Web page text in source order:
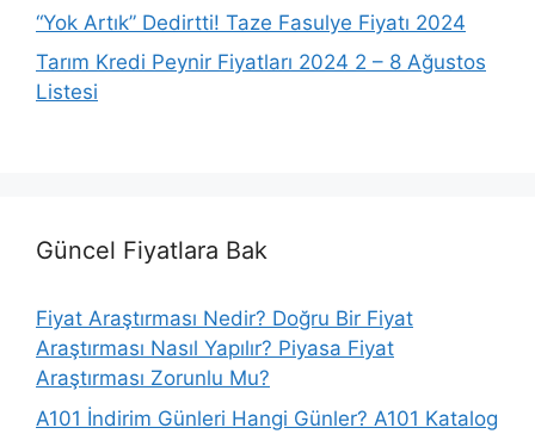
“Yok Artık” Dedirtti! Taze Fasulye Fiyatı 2024
Tarım Kredi Peynir Fiyatları 2024 2 – 8 Ağustos
Listesi
Güncel Fiyatlara Bak
Fiyat Araştırması Nedir? Doğru Bir Fiyat
Araştırması Nasıl Yapılır? Piyasa Fiyat
Araştırması Zorunlu Mu?
A101 İndirim Günleri Hangi Günler? A101 Katalog